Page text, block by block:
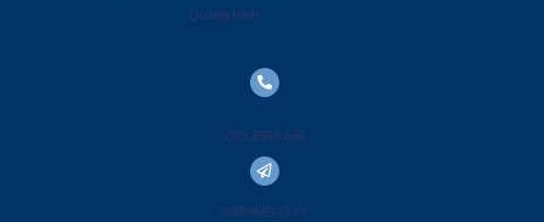
Quảng Ninh
093.8598.666
noithat@ccj.vn